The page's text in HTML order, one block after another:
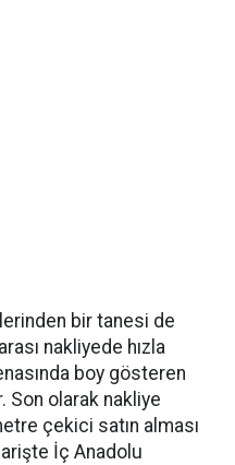
bir tanesi de
nakliyede hızla
boy gösteren
Son olarak nakliye
çekici satın alması
İç Anadolu